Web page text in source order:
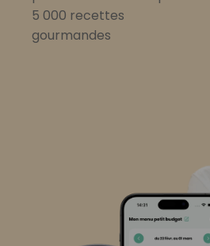
5 000 recettes
gourmandes